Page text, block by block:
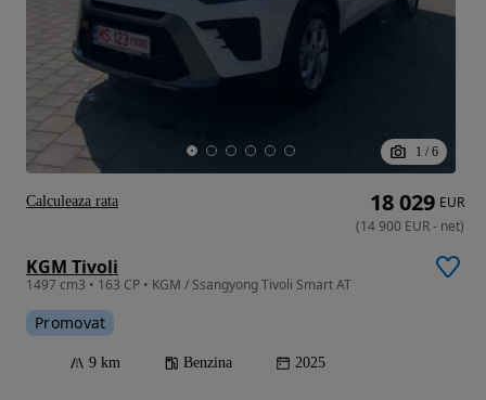
1 / 6
KGM Tivoli
1497 cm3 • 163 CP • KGM / Ssangyong Tivoli Smart AT
Promovat
9 km Benzina 2025
18 029 EUR
(14 900 EUR- net)
Calculeaza rata